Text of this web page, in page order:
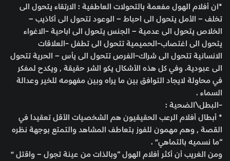
*ان أفلام الهول مفعمة بالتحولات العاطفية : الارتقاء يتحول الى
تخلف – الأمل يتحول الى احباط – الوعود تتحول الى أكاذيب –
الخلاص يتحول الى عدمية – الجنس يتحول الى اباحية -الاغواء
يتحول الى اغتصاب-الحميمية تتحول الى تطفل -العلاقات
الانسانية تتحول الى شراك-الفرص تتحول الى يأس – الحرية تتحول
الى عبودية. وفي كل هذه الأشكال يكو الشر حقيقة , ويكدح لمفكر
في محاولة لايجاد التوافق بين ما يراه وبين مفهومه للخير وعدالة
السماء .
-البطل\الضحية :
* أبطال أفلام الرعب الحقيقيون هم الشخصيات الأقل تعقيدا في
القصة , وهم مهمون للفوز بتعاطف المشاهد والتمتع بوجهة نظره
“ما نسميه بالتماهي” .
ومن الغريب أن أكثر أفلام الهول “وبالذات من عينة تجول – واقتل ”